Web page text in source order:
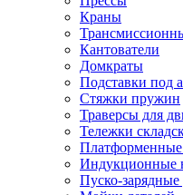
Краны
Кантователи
Домкраты
Подставки под
Стяжки пружин
Траверсы для
Тележки
Платформенные
Индукционные
Пуско-зарядные